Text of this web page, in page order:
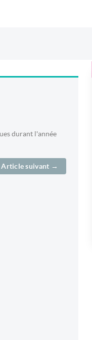
durant l'année
Article suivant →